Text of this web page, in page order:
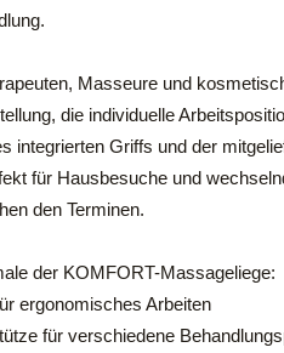
Masseure und
die individuelle
integrierten Griffs und der
für Hausbesuche und
den Terminen.
der KOMFORT-Massageliege:
ergonomisches Arbeiten
für verschiedene